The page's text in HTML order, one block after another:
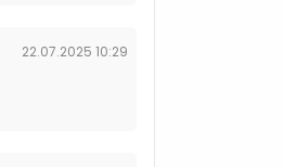
22.07.2025 10:29